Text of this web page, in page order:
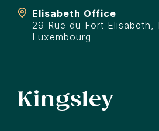
Elisabeth Office
29 Rue du Fort Elisabeth,
Luxembourg
Kingsley